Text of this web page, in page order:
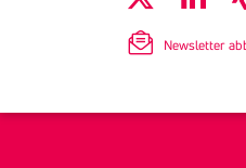
Newsletter